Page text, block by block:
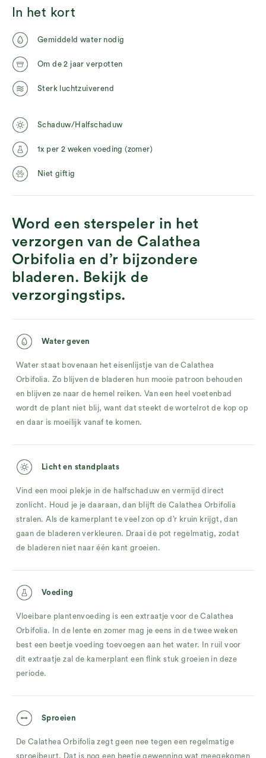
In het kort
Gemiddeld water nodig
Om de 2 jaar verpotten
Sterk luchtzuiverend
Schaduw/Halfschaduw
1x per 2 weken voeding (zomer)
Niet giftig
Word een sterspeler in het
verzorgen van de Calathea
Orbifolia en d’r bijzondere
bladeren. Bekijk de
verzorgingstips.
Water geven
Water staat bovenaan het eisenlijstje van de Calathea
Orbifolia. Zo blijven de bladeren hun mooie patroon behouden
en blijven ze naar de hemel reiken. Van een heel voetenbad
wordt de plant niet blij, want dat steekt de wortelrot de kop op
en daar is moeilijk vanaf te komen.
Licht en standplaats
Vind een mooi plekje in de halfschaduw en vermijd direct
zonlicht. Houd je je daaraan, dan blijft de Calathea Orbifolia
stralen. Als de kamerplant te veel zon op d’r kruin krijgt, dan
gaan de bladeren verkleuren. Draai de pot regelmatig, zodat
de bladeren niet naar één kant groeien.
Voeding
Vloeibare plantenvoeding is een extraatje voor de Calathea
Orbifolia. In de lente en zomer mag je eens in de twee weken
best een beetje voeding toevoegen aan het water. In ruil voor
dit extraatje zal de kamerplant een flink stuk groeien in deze
periode.
Sproeien
De Calathea Orbifolia zegt geen nee tegen een regelmatige
sproeibeurt. Dat is nog een beetje gewenning wat meegekomen